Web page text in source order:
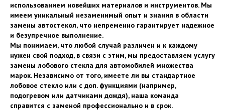
использованием новейших материалов и инструментов. Мы
имеем уникальный незаменимый опыт и знания в области
замены автостекол, что непременно гарантирует надежное
и безупречное выполнение.
Мы понимаем, что любой случай различен и к каждому
нужен свой подход, в связи с этим, мы предоставляем услугу
замены лобового стекла для автомобилей множества
марок. Независимо от того, имеете ли вы стандартное
лобовое стекло или с доп. функциями (например,
подогревом или датчиками дождя), наша команда
справится с заменой профессионально и в срок.